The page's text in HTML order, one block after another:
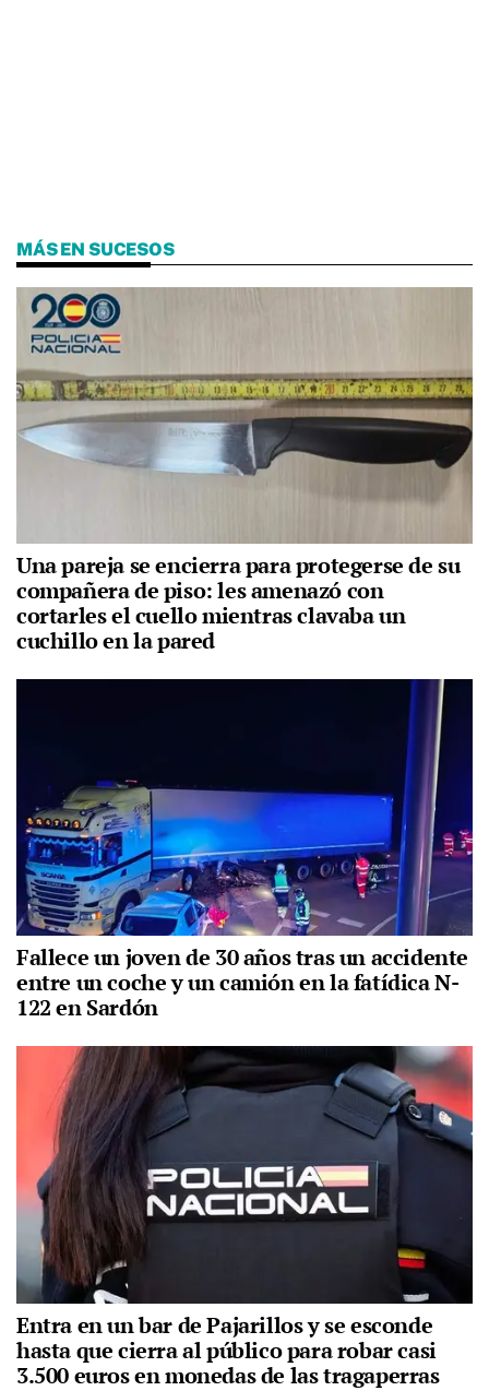
MÁS EN SUCESOS
Una pareja se encierra para protegerse de su
compañera de piso: les amenazó con
cortarles el cuello mientras clavaba un
cuchillo en la pared
Fallece un joven de 30 años tras un accidente
entre un coche y un camión en la fatídica N-
122 en Sardón
Entra en un bar de Pajarillos y se esconde
hasta que cierra al público para robar casi
3.500 euros en monedas de las tragaperras